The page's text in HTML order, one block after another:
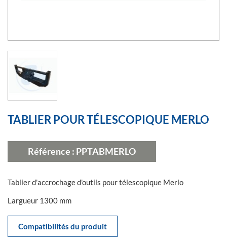
TABLIER POUR TÉLESCOPIQUE MERLO
Référence : PPTABMERLO
Tablier d'accrochage d'outils pour télescopique Merlo
Largueur 1300 mm
Compatibilités du produit